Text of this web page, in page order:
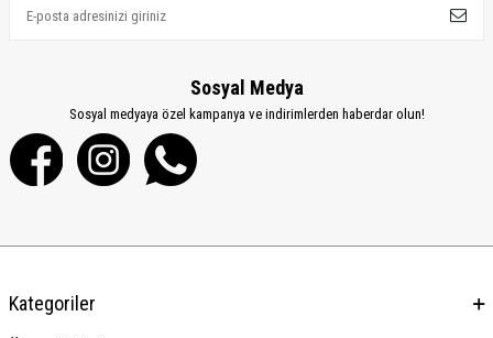
Sosyal Medya
Sosyal medyaya özel kampanya ve indirimlerden haberdar olun!
Kategoriler